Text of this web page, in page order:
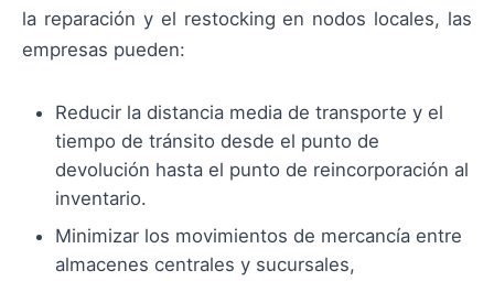
la reparación y el restocking en nodos locales, las
empresas pueden:
Reducir la distancia media de transporte y el
tiempo de tránsito desde el punto de
devolución hasta el punto de reincorporación al
inventario.
Minimizar los movimientos de mercancía entre
almacenes centrales y sucursales,